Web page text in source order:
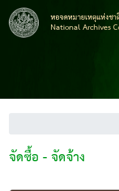
หอจดหมายเหตุแห่งช
National Archives
จัดซื้อ - จัดจ้าง